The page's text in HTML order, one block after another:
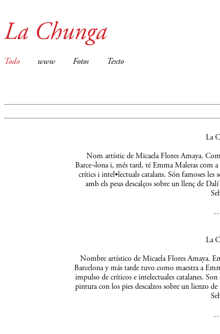
La Chunga
Todo www Fotos Texto
La
Nom artístic de Micaela Flores Amaya.
Barce¬lona i, més tard, té Emma Maleras com
crítics i intel•lectuals catalans. Són famoses
amb els peus descalços sobre un llenç de
La
Nombre artístico de Micaela Flores Amaya.
Barcelona y más tarde tuvo como maestra a
impulso de críticos e intelectuales catalanes.
pintura con los pies descalzos sobre un lienzo